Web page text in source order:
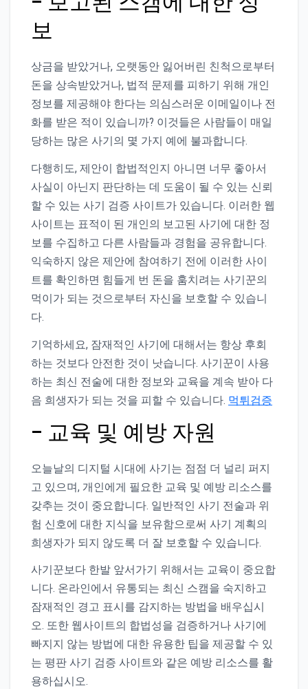
보
상금을 받았거나, 오랫동안 잃어버린 친척으로부터
돈을 상속받았거나, 법적 문제를 피하기 위해 개인
정보를 제공해야 한다는 의심스러운 이메일이나 전
화를 받은 적이 있습니까? 이것들은 사람들이 매일
당하는 많은 사기의 몇 가지 예에 불과합니다.
다행히도, 제안이 합법적인지 아니면 너무 좋아서
사실이 아닌지 판단하는 데 도움이 될 수 있는 신뢰
할 수 있는 사기 검증 사이트가 있습니다. 이러한 웹
사이트는 표적이 된 개인의 보고된 사기에 대한 정
보를 수집하고 다른 사람들과 경험을 공유합니다.
익숙하지 않은 제안에 참여하기 전에 이러한 사이
트를 확인하면 힘들게 번 돈을 훔치려는 사기꾼의
먹이가 되는 것으로부터 자신을 보호할 수 있습니
다.
기억하세요, 잠재적인 사기에 대해서는 항상 후회
하는 것보다 안전한 것이 낫습니다. 사기꾼이 사용
하는 최신 전술에 대한 정보와 교육을 계속 받아 다
음 희생자가 되는 것을 피할 수 있습니다. 먹튀검증
– 교육 및 예방 자원
오늘날의 디지털 시대에 사기는 점점 더 널리 퍼지
고 있으며, 개인에게 필요한 교육 및 예방 리소스를
갖추는 것이 중요합니다. 일반적인 사기 전술과 위
험 신호에 대한 지식을 보유함으로써 사기 계획의
희생자가 되지 않도록 더 잘 보호할 수 있습니다.
사기꾼보다 한발 앞서가기 위해서는 교육이 중요합
니다. 온라인에서 유통되는 최신 스캠을 숙지하고
잠재적인 경고 표시를 감지하는 방법을 배우십시
오. 또한 웹사이트의 합법성을 검증하거나 사기에
빠지지 않는 방법에 대한 유용한 팁을 제공할 수 있
는 평판 사기 검증 사이트와 같은 예방 리소스를 활
용하십시오.